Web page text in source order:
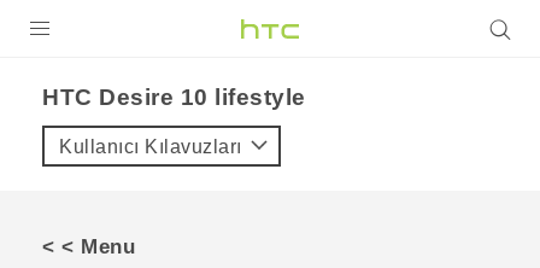
VIVE
HTC Desire 10 lifestyle‎
Kullanıcı Kılavuzları
< < Menu